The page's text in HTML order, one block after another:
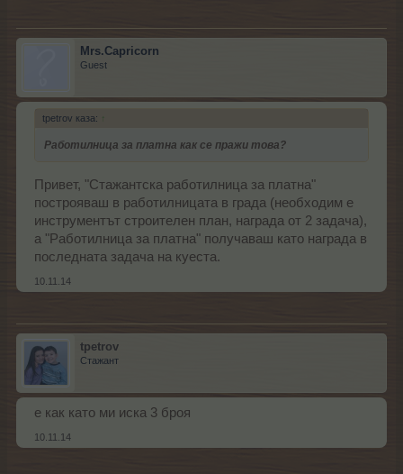
Mrs.Capricorn
Guest
tpetrov каза: ↑
Работилница за платна как се пражи това?
Привет, "Стажантска работилница за платна"
построяваш в работилницата в града (необходим е
инструментът строителен план, награда от 2 задача),
а "Работилница за платна" получаваш като награда в
последната задача на куеста.
10.11.14
tpetrov
Стажант
е как като ми иска 3 броя
10.11.14